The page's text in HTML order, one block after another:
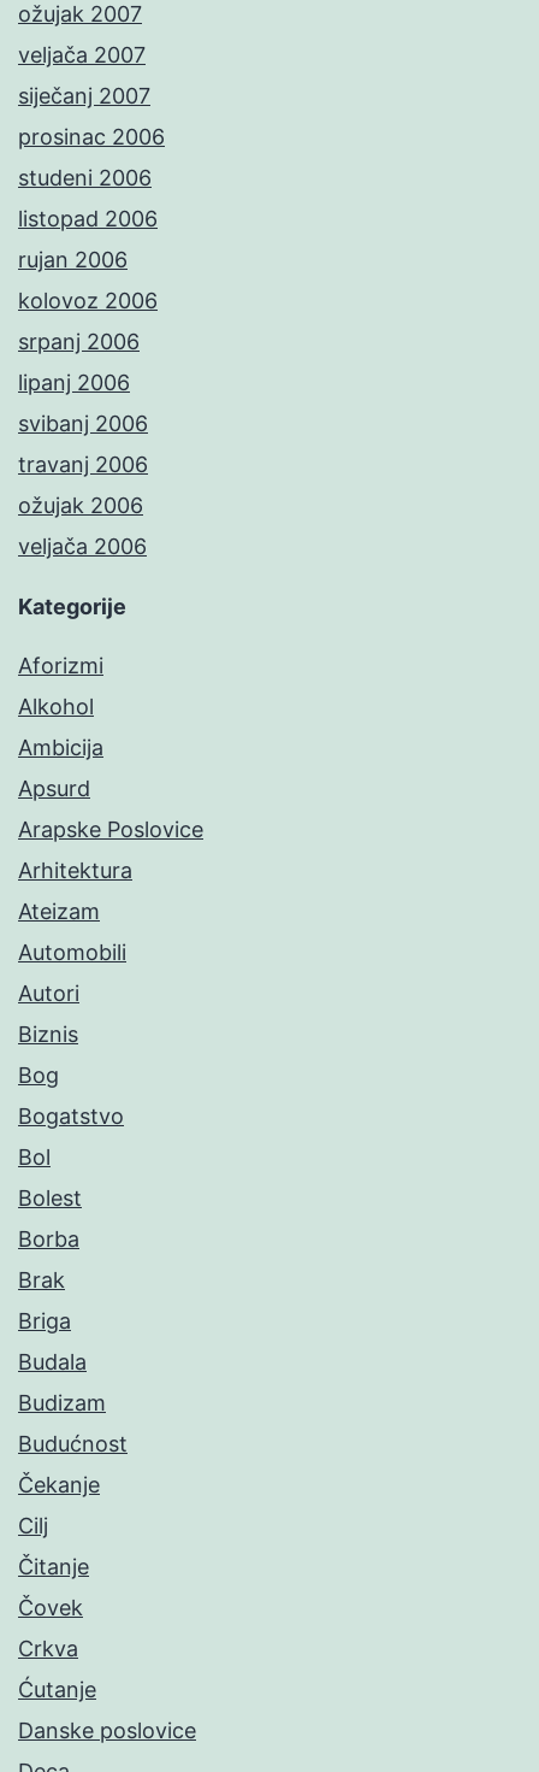
ožujak 2007
veljača 2007
siječanj 2007
prosinac 2006
studeni 2006
listopad 2006
rujan 2006
kolovoz 2006
srpanj 2006
lipanj 2006
svibanj 2006
travanj 2006
ožujak 2006
veljača 2006
Kategorije
Aforizmi
Alkohol
Ambicija
Apsurd
Arapske Poslovice
Arhitektura
Ateizam
Automobili
Autori
Biznis
Bog
Bogatstvo
Bol
Bolest
Borba
Brak
Briga
Budala
Budizam
Budućnost
Čekanje
Cilj
Čitanje
Čovek
Crkva
Ćutanje
Danske poslovice